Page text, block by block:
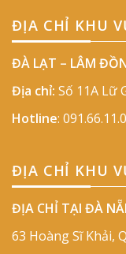
ĐỊA CHỈ KHU
ĐÀ LẠT – LÂM
Địa chỉ: Số 11A Lữ
Hotline:
ĐỊA CHỈ KHU
ĐỊA CHỈ TẠI ĐÀ
63 Hoàng Sĩ Khải,